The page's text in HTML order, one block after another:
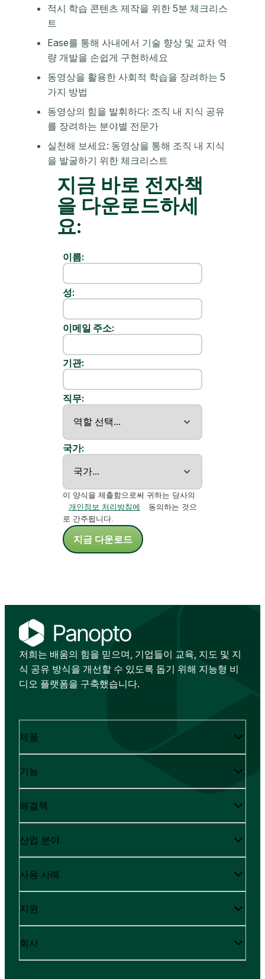
적시 학습 콘텐츠 제작을 위한 5분 체크리스
트
Ease를 통해 사내에서 기술 향상 및 교차 역
량 개발을 손쉽게 구현하세요
동영상을 활용한 사회적 학습을 장려하는 5
가지 방법
동영상의 힘을 발휘하다: 조직 내 지식 공유
를 장려하는 분야별 전문가
실천해 보세요: 동영상을 통해 조직 내 지식
을 발굴하기 위한 체크리스트
지금 바로 전자책
을 다운로드하세
요:
이름:
성:
이메일 주소:
기관:
직무:
국가:
이 양식을 제출함으로써 귀하는 당사의
개인정보 처리방침에
동의하는 것으
로 간주됩니다.
지금 다운로드
저희는 배움의 힘을 믿으며, 기업들이 교육, 지도 및 지
식 공유 방식을 개선할 수 있도록 돕기 위해 지능형 비
디오 플랫폼을 구축했습니다.
제품
기능
해결책
산업 분야
사용 사례
지원
회사